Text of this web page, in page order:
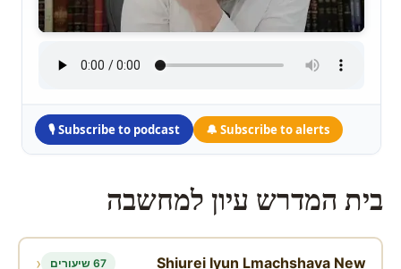
🎙 Subscribe to podcast 🔔 Subscribe to alerts
בית המדרש עיון למחשבה
Shiurei Iyun Lmachshava New 67 שיעורים ‹